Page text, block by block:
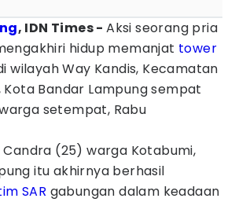
, IDN Times -Aksi seorang pria
hidup memanjat tower
wilayah Way Kandis, Kecamatan
Kota Bandar Lampung sempat
setempat, Rabu
Candra (25) warga Kotabumi,
itu akhirnya berhasil
SAR gabungan dalam keadaan